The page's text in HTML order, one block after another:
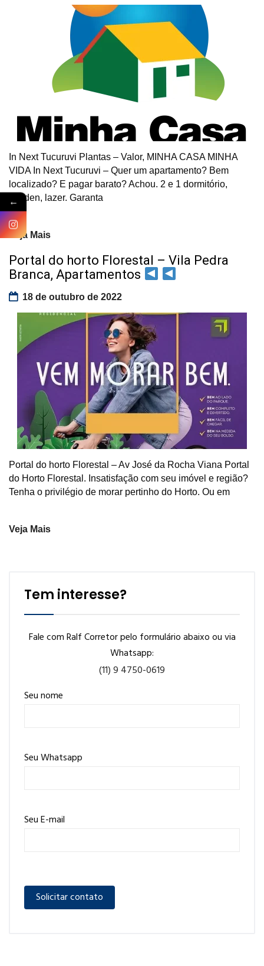
In Next Tucuruvi Plantas – Valor, MINHA CASA MINHA
VIDA In Next Tucuruvi – Quer um apartamento? Bem
localizado? E pagar barato? Achou. 2 e 1 dormitório,
Garden, lazer. Garanta
Veja Mais
Portal do horto Florestal – Vila Pedra
Branca, Apartamentos
18 de outubro de 2022
Portal do horto Florestal – Av José da Rocha Viana Portal
do Horto Florestal. Insatisfação com seu imóvel e região?
Tenha o privilégio de morar pertinho do Horto. Ou em
Veja Mais
Tem interesse?
Fale com Ralf Corretor pelo formulário abaixo ou via
Whatsapp:
(11) 9 4750-0619
Seu nome
Seu Whatsapp
Seu E-mail
←